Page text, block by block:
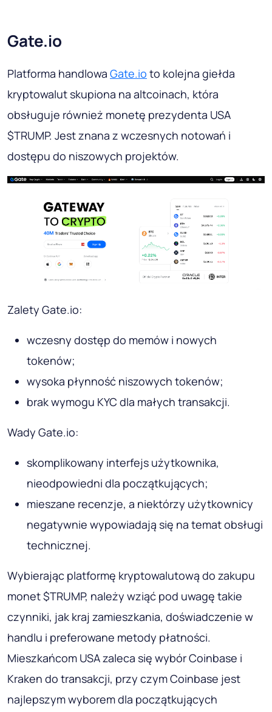
Gate.io
Platforma handlowa Gate.io to kolejna giełda
kryptowalut skupiona na altcoinach, która
obsługuje również monetę prezydenta USA
$TRUMP. Jest znana z wczesnych notowań i
dostępu do niszowych projektów.
Zalety Gate.io:
wczesny dostęp do memów i nowych
tokenów;
wysoka płynność niszowych tokenów;
brak wymogu KYC dla małych transakcji.
Wady Gate.io:
skomplikowany interfejs użytkownika,
nieodpowiedni dla początkujących;
mieszane recenzje, a niektórzy użytkownicy
negatywnie wypowiadają się na temat obsługi
technicznej.
Wybierając platformę kryptowalutową do zakupu
monet $TRUMP, należy wziąć pod uwagę takie
czynniki, jak kraj zamieszkania, doświadczenie w
handlu i preferowane metody płatności.
Mieszkańcom USA zaleca się wybór Coinbase i
Kraken do transakcji, przy czym Coinbase jest
najlepszym wyborem dla początkujących